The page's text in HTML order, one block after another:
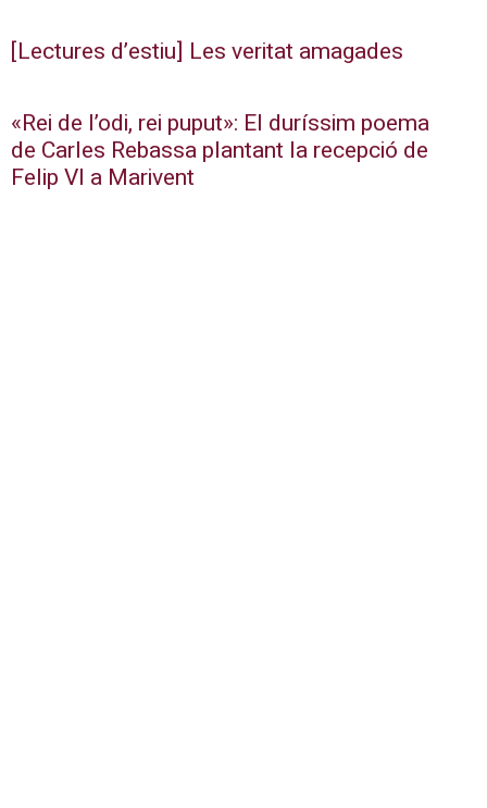
[Lectures d’estiu] Les veritat amagades
«Rei de l’odi, rei puput»: El duríssim poema
de Carles Rebassa plantant la recepció de
Felip VI a Marivent